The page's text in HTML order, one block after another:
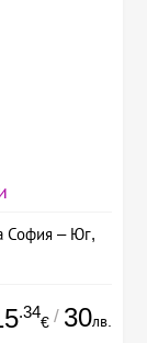
София – Юг,
.34
€ / 30лв.